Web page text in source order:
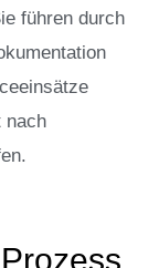
führen durch
nach